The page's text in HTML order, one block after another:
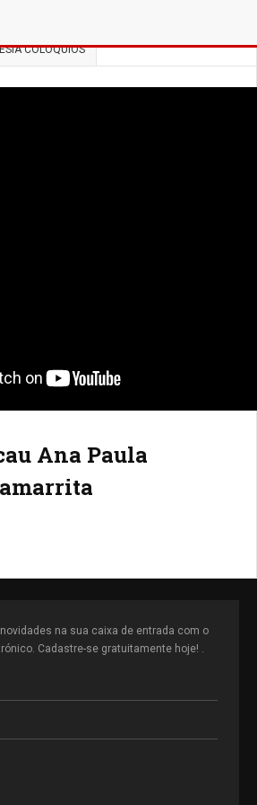
COLÓQUIOS
Ana Paula
na sua caixa de entrada com o
Cadastre-se gratuitamente hoje! .